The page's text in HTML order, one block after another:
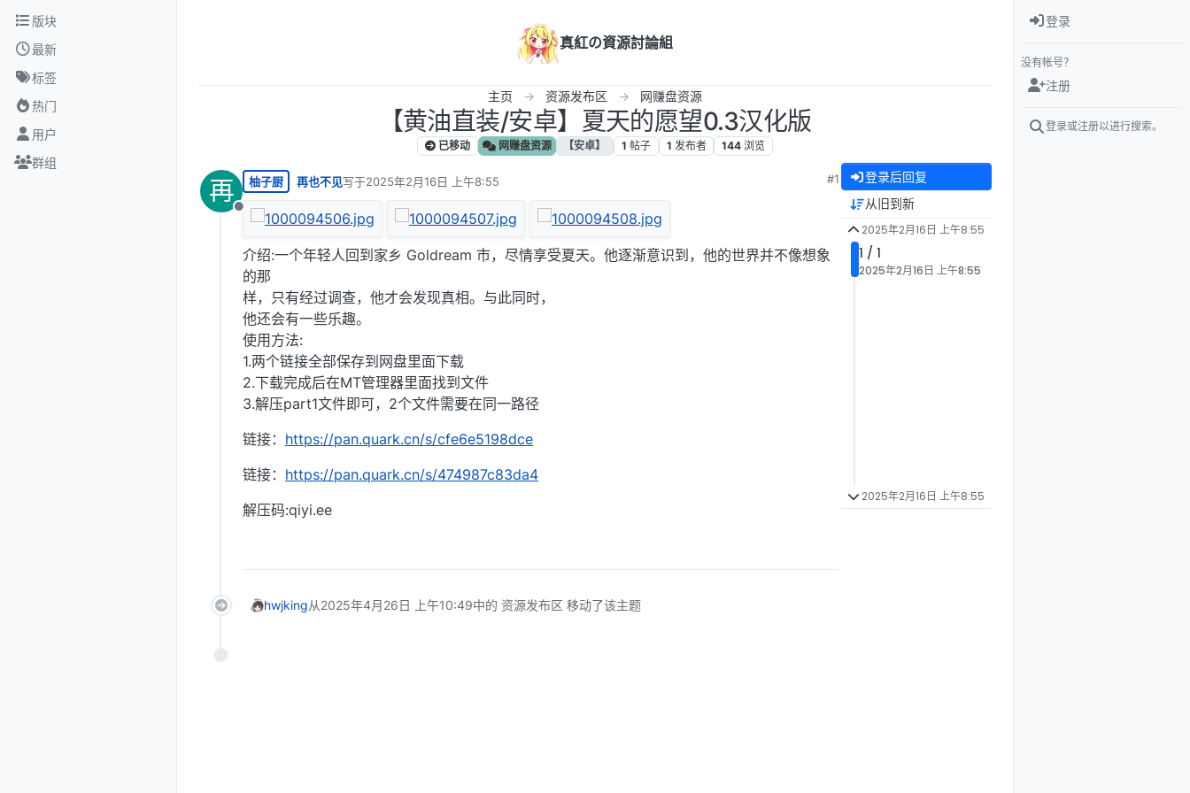
跳转至内容
版块
最新
标签
热门
用户
群组
真紅の資源討論組
主页 资源发布区 网赚盘资源
【黄油直装/安卓】夏天的愿望0.3汉化版
已移动 网赚盘资源 【安卓】 1 帖子 1 发布者 144 浏览
再
离线
柚子厨 再也不见写于2025年2月16日 上午8:55
最后由 编辑
#1
介绍:一个年轻人回到家乡 Goldream 市，尽情享受夏天。他逐渐意识到，他的世界并不像想象
的那
样，只有经过调查，他才会发现真相。与此同时，
他还会有一些乐趣。
使用方法:
1.两个链接全部保存到网盘里面下载
2.下载完成后在MT管理器里面找到文件
3.解压part1文件即可，2个文件需要在同一路径
链接： https://pan.quark.cn/s/cfe6e5198dce
链接： https://pan.quark.cn/s/474987c83da4
解压码:qiyi.ee
hwjking从2025年4月26日 上午10:49中的 资源发布区 移动了该主题
登录后回复
从旧到新
2025年2月16日 上午8:55
1 / 1
2025年2月16日 上午8:55
2025年2月16日 上午8:55
登录
没有帐号？
注册
登录或注册以进行搜索。